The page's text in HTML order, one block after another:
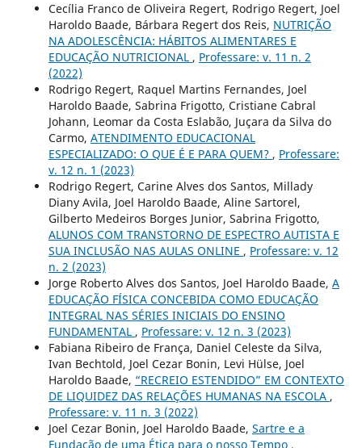
Cecília Franco de Oliveira Regert, Rodrigo Regert, Joel
Haroldo Baade, Bárbara Regert dos Reis, NUTRIÇÃO
NA ADOLESCÊNCIA: HÁBITOS ALIMENTARES E
EDUCAÇÃO NUTRICIONAL , Professare: v. 11 n. 2
(2022)
Rodrigo Regert, Raquel Martins Fernandes, Joel
Haroldo Baade, Sabrina Frigotto, Cristiane Cabral
Johann, Leomar da Costa Eslabão, Juçara da Silva do
Carmo, ATENDIMENTO EDUCACIONAL
ESPECIALIZADO: O QUE É E PARA QUEM? , Professare:
v. 12 n. 1 (2023)
Rodrigo Regert, Carine Alves dos Santos, Millady
Diany Avila, Joel Haroldo Baade, Aline Sartorel,
Gilberto Medeiros Borges Junior, Sabrina Frigotto,
ALUNOS COM TRANSTORNO DE ESPECTRO AUTISTA E
SUA INCLUSÃO NAS AULAS ONLINE , Professare: v. 12
n. 2 (2023)
Jorge Roberto Alves dos Santos, Joel Haroldo Baade, A
EDUCAÇÃO FÍSICA CONCEBIDA COMO EDUCAÇÃO
INTEGRAL NAS SÉRIES INICIAIS DO ENSINO
FUNDAMENTAL , Professare: v. 12 n. 3 (2023)
Fabiana Ribeiro de França, Daniel Celeste da Silva,
Ivan Bechtold, Joel Cezar Bonin, Levi Hülse, Joel
Haroldo Baade, “RECREIO ESTENDIDO” EM CONTEXTO
DE LIQUIDEZ DAS RELAÇÕES HUMANAS NA ESCOLA ,
Professare: v. 11 n. 3 (2022)
Joel Cezar Bonin, Joel Haroldo Baade, Sartre e a
Fundação de uma Ética para o nosso Tempo ,